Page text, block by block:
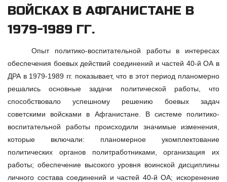
ВОЙСКАХ В АФГАНИСТАНЕ В
1979-1989 ГГ.
Опыт политико-воспитательной работы в интересах
обеспечения боевых действий соединений и частей 40-й ОА в
ДРА в 1979-1989 гг. показывает, что в этот период планомерно
решались основные задачи политической работы, что
способствовало успешному решению боевых задач
советскими войсками в Афганистане. В системе политико-
воспитательной работы происходили значимые изменения,
которые включали: планомерное укомплектование
политических органов политработниками, организация их
работы; обеспечение высокого уровня воинской дисциплины
личного состава соединений и частей 40-й ОА; искоренение